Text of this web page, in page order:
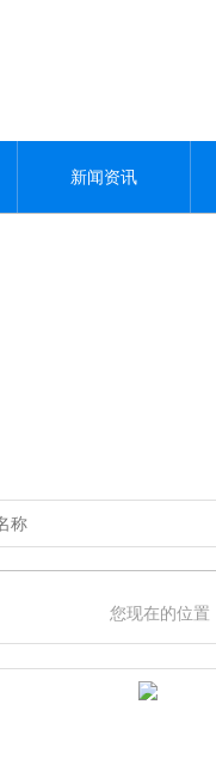
新闻资讯
您现在的位置